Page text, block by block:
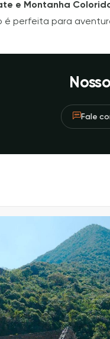
e Montanha
é perfeita para
Fale